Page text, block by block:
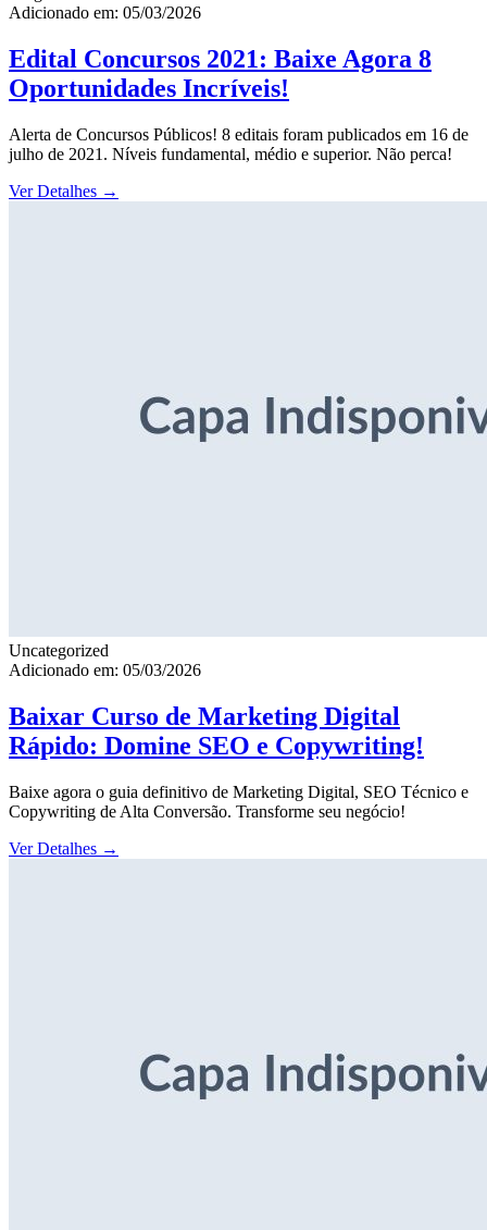
Adicionado em: 05/03/2026
Edital Concursos 2021: Baixe Agora 8
Oportunidades Incríveis!
Alerta de Concursos Públicos! 8 editais foram publicados em 16 de
julho de 2021. Níveis fundamental, médio e superior. Não perca!
Ver Detalhes →
Uncategorized
Adicionado em: 05/03/2026
Baixar Curso de Marketing Digital
Rápido: Domine SEO e Copywriting!
Baixe agora o guia definitivo de Marketing Digital, SEO Técnico e
Copywriting de Alta Conversão. Transforme seu negócio!
Ver Detalhes →